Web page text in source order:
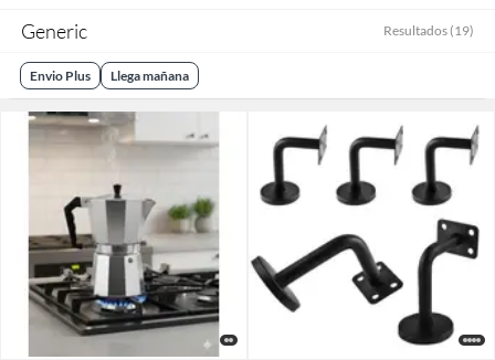
Generic Resultados (19)
Envio Plus Llega mañana